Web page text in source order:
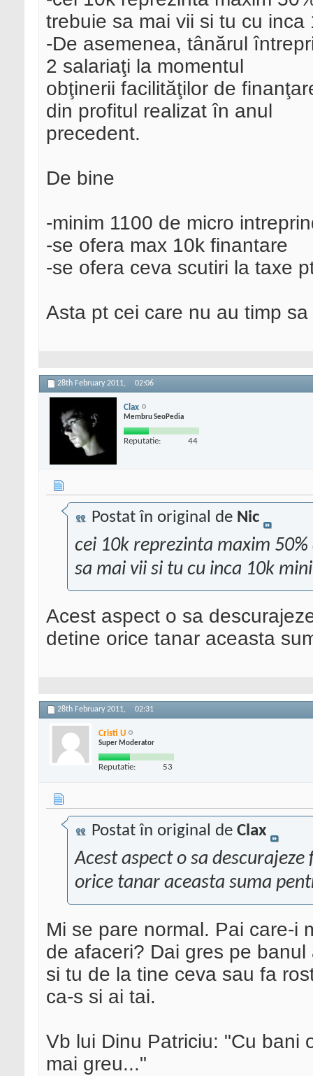
trebuie sa mai vii si tu cu inca
-De asemenea, tânărul
2 salariaţi la momentul
obţinerii facilităţilor de
din profitul realizat în anul
precedent.
De bine
-minim 1100 de micro
-se ofera max 10k finantare
-se ofera ceva scutiri la taxe
Asta pt cei care nu au timp
28th February 2011, 02:06
Clax
Membru SeoPedia
Reputatie: 44
Postat în original de Nic
cei 10k reprezinta maxim
sa mai vii si tu cu inca 10k
Acest aspect o sa
detine orice tanar aceasta
28th February 2011, 02:31
Cristi U
Super Moderator
Reputatie: 53
Postat în original de Clax
Acest aspect o sa
orice tanar aceasta suma
Mi se pare normal. Pai care-i
de afaceri? Dai gres pe
si tu de la tine ceva sau fa
ca-s si ai tai.
Vb lui Dinu Patriciu: "Cu bani
mai greu..."